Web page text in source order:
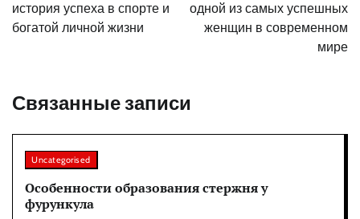
история успеха в спорте и
богатой личной жизни
одной из самых успешных
женщин в современном
мире
Связанные записи
Uncategorised
Особенности образования стержня у
фурункула